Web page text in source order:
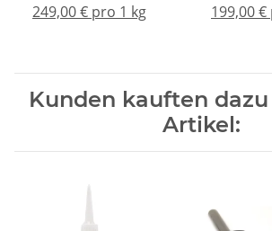
249,00 € pro 1 kg 199,00
Kunden kauften
Artikel: